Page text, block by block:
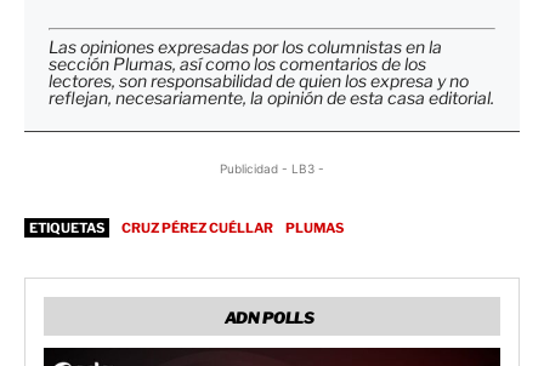
Las opiniones expresadas por los columnistas en la
sección Plumas, así como los comentarios de los
lectores, son responsabilidad de quien los expresa y no
reflejan, necesariamente, la opinión de esta casa editorial.
Publicidad - LB3 -
ETIQUETAS CRUZ PÉREZ CUÉLLAR PLUMAS
ADN POLLS